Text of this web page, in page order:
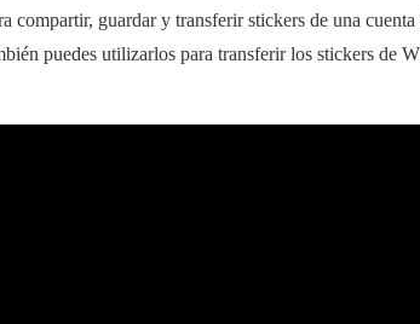
compartir, guardar y transferir stickers de una
puedes utilizarlos para transferir los stickers de